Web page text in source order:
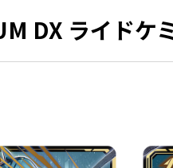
DX ライドケ